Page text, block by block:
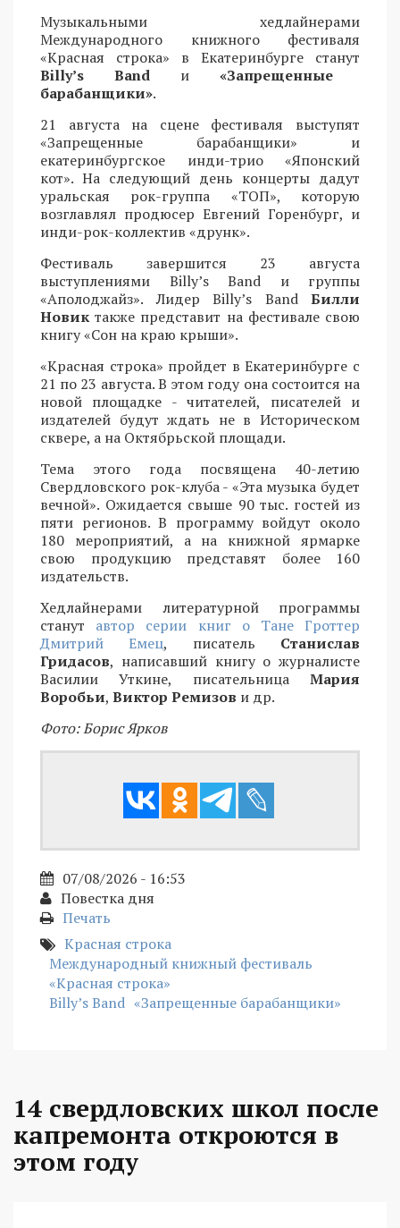
Музыкальными хедлайнерами
Международного книжного фестиваля
«Красная строка» в Екатеринбурге станут
Billy’s Band и «Запрещенные
барабанщики».
21 августа на сцене фестиваля выступят
«Запрещенные барабанщики» и
екатеринбургское инди-трио «Японский
кот». На следующий день концерты дадут
уральская рок-группа «ТОП», которую
возглавлял продюсер Евгений Горенбург, и
инди-рок-коллектив «друнк».
Фестиваль завершится 23 августа
выступлениями Billy’s Band и группы
«Аполоджайз». Лидер Billy’s Band Билли
Новик также представит на фестивале свою
книгу «Сон на краю крыши».
«Красная строка» пройдет в Екатеринбурге с
21 по 23 августа. В этом году она состоится на
новой площадке - читателей, писателей и
издателей будут ждать не в Историческом
сквере, а на Октябрьской площади.
Тема этого года посвящена 40-летию
Свердловского рок-клуба - «Эта музыка будет
вечной». Ожидается свыше 90 тыс. гостей из
пяти регионов. В программу войдут около
180 мероприятий, а на книжной ярмарке
свою продукцию представят более 160
издательств.
Хедлайнерами литературной программы
станут автор серии книг о Тане Гроттер
Дмитрий Емец, писатель Станислав
Гридасов, написавший книгу о журналисте
Василии Уткине, писательница Мария
Воробьи, Виктор Ремизов и др.
Фото: Борис Ярков
07/08/2026 - 16:53
Повестка дня
Печать
Красная строка
Международный книжный фестиваль
«Красная строка»
Billy’s Band «Запрещенные барабанщики»
14 свердловских школ после
капремонта откроются в
этом году